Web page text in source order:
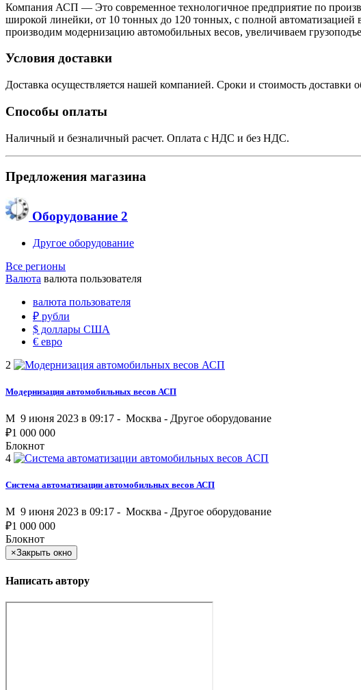
Компания АСП — Это современное технологичное предприятие по
широкой линейки, от 10 тонных до 120 тонных, с полной
производим модернизацию автомобильных весов, увеличиваем
Условия доставки
Доставка осуществляется нашей компанией. Сроки и стоимость доставки
Способы оплаты
Наличный и безналичный расчет. Оплата с НДС и без НДС.
Предложения магазина
Оборудование 2
Другое оборудование
Все регионы
Валюта валюта пользователя
валюта пользователя
₽ рубли
$ доллары США
€ евро
2
Модернизация автомобильных весов АСП
M 9 июня 2023 в 09:17 - Москва - Другое оборудование
₽1 000 000
Блокнот
4
Система автоматизации автомобильных весов АСП
M 9 июня 2023 в 09:17 - Москва - Другое оборудование
₽1 000 000
Блокнот
×Закрыть окно
Написать автору